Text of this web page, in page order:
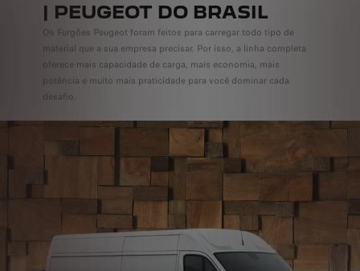
| PEUGEOT DO BRASIL
Os Furgões Peugeot foram feitos para carregar todo tipo de
material que a sua empresa precisar. Por isso, a linha completa
oferece mais capacidade de carga, mais economia, mais
potência e muito mais praticidade para você dominar cada
desafio.